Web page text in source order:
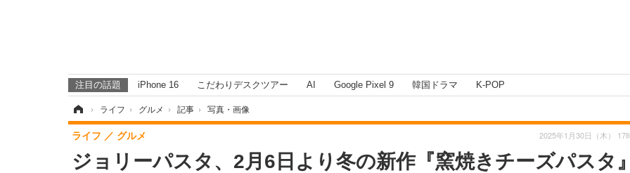
注目の話題 iPhone 16 こだわりデスクツアー AI Google Pixel 9 韓国ドラマ K-POP
› ライフ › グルメ › 記事 › 写真・画像
ジョリーパスタ、2月6日より冬の新作『窯焼きチーズパスタ
ライフ グルメ 2025年1月30日（木） 17